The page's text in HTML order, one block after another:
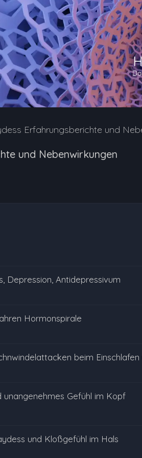
Erfahrungsberichte und
und Nebenwirkungen
Depression, Antidepressivum
Hormonspirale
beim
unangenehmes Gefühl im Kopf
und Kloßgefühl im Hals